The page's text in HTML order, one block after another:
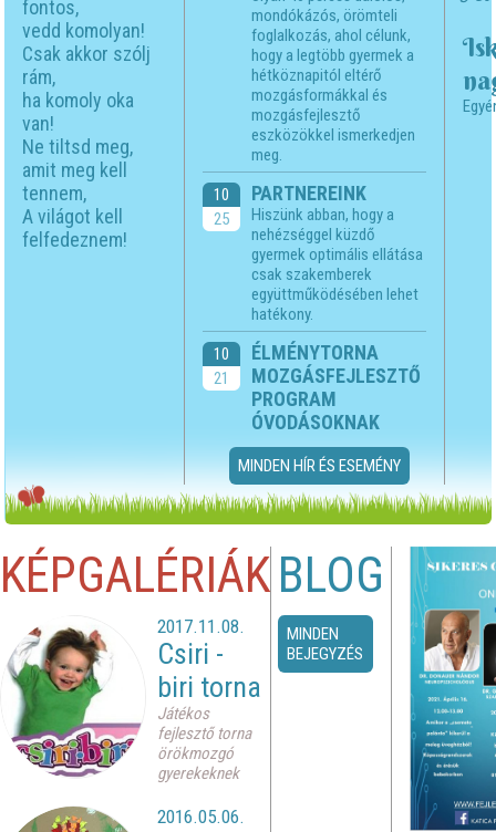
fontos,
vedd komolyan!
Csak akkor szólj
rám,
ha komoly oka
van!
Ne tiltsd meg,
amit meg kell
tennem,
A világot kell
felfedeznem!
mondókázós, örömteli
foglalkozás, ahol célunk,
hogy a legtöbb gyermek a
hétköznapitól eltérő
mozgásformákkal és
mozgásfejlesztő
eszközökkel ismerkedjen
meg.
10
25
PARTNEREINK
Hiszünk abban, hogy a
nehézséggel küzdő
gyermek optimális ellátása
csak szakemberek
együttműködésében lehet
hatékony.
10
21
ÉLMÉNYTORNA
MOZGÁSFEJLESZTŐ
PROGRAM
ÓVODÁSOKNAK
MINDEN HÍR ÉS ESEMÉNY
KÉPGALÉRIÁK
2017.11.08.
Csiri -
biri torna
Játékos
fejlesztő torna
örökmozgó
gyerekeknek
2016.05.06.
BLOG
MINDEN
BEJEGYZÉS